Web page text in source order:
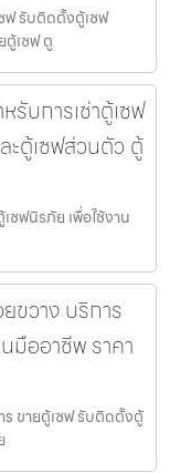
ฟ รับติดตั้งตู้เซฟ
ตู้เซฟ ตู
รับการเช่าตู้เซฟ
ะตู้เซฟส่วนตัว ตู้
ซฟนิรภัย เพื่อใช้งาน
ขวาง บริการ
มืออาชีพ ราคา
ร ขายตู้เซฟ รับติดตั้งตู้